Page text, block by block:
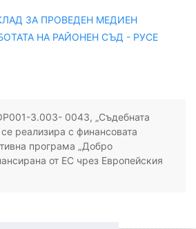
ЗА ПРОВЕДЕН МЕДИЕН
НА РАЙОНЕН СЪД - РУСЕ
3.003- 0043, „Съдебната
реализира с финансовата
програма „Добро
от ЕС чрез Европейския